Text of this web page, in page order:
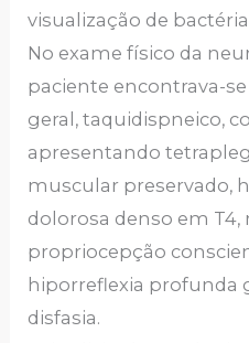
visualização de
No exame físico da
paciente encontrava-
geral, taquidispneico,
apresentando
muscular preservado,
dolorosa denso em
propriocepção
hiporreflexia profunda
disfasia.